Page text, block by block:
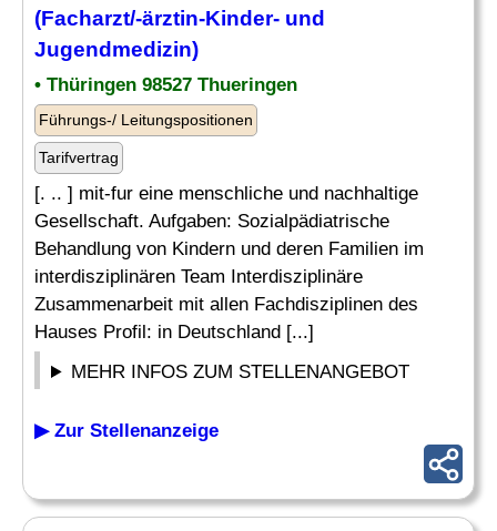
(Facharzt/-ärztin-Kinder- und
Jugendmedizin)
• Thüringen 98527 Thueringen
Führungs-/ Leitungspositionen
Tarifvertrag
[. .. ] mit-fur eine menschliche und nachhaltige
Gesellschaft. Aufgaben: Sozialpädiatrische
Behandlung von Kindern und deren Familien im
interdisziplinären Team Interdisziplinäre
Zusammenarbeit mit allen Fachdisziplinen des
Hauses Profil: in Deutschland [...]
MEHR INFOS ZUM STELLENANGEBOT
▶ Zur Stellenanzeige